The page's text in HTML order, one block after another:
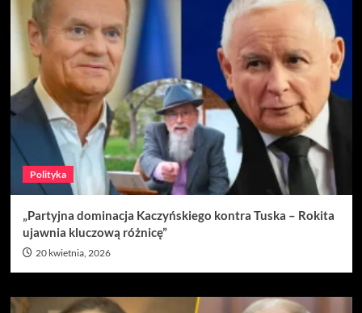
Polityka
„Partyjna dominacja Kaczyńskiego kontra Tuska – Rokita
ujawnia kluczową różnicę”
20 kwietnia, 2026